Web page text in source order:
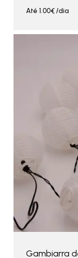
Até 1.00€/dia
Gambiarra